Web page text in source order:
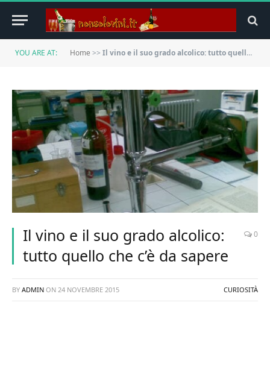
YOU ARE AT: Home >> Il vino e il suo grado alcolico: tutto quello che c’è da sapere
Il vino e il suo grado alcolico:
tutto quello che c’è da sapere
0
BY ADMIN ON 24 NOVEMBRE 2015 CURIOSITÀ